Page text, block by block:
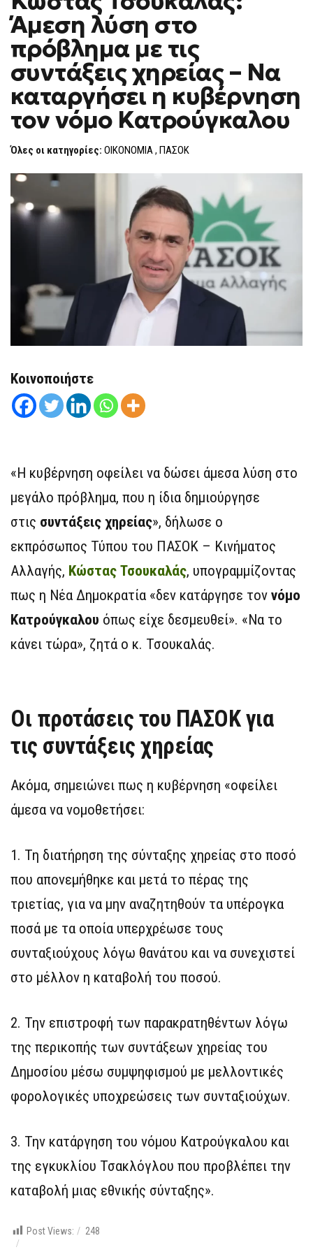
ΤΣΟΥΚΑΛΆΣ:
ΛΎΣΗ
ΣΤΟ
ΠΡΌΒΛΗΜΑ
ΜΕ
ΤΙΣ
ΣΥΝΤΆΞΕΙΣ
ΧΗΡΕΊΑΣ
ΚΑΤΑΡΓΉΣΕΙ
Η
ΤΟΝ
ΚΑΤΡΟΎΓΚΑΛΟΥ
Άμεση λύση στο
πρόβλημα με τις
συντάξεις χηρείας – Να
καταργήσει η κυβέρνηση
τον νόμο Κατρούγκαλου
Όλες οι κατηγορίες: ΟΙΚΟΝΟΜΙΑ, ΠΑΣΟΚ
Κοινοποιήστε
«Η κυβέρνηση οφείλει να δώσει άμεσα λύση στο
μεγάλο πρόβλημα, που η ίδια δημιούργησε
στις συντάξεις χηρείας», δήλωσε ο
εκπρόσωπος Τύπου του ΠΑΣΟΚ – Κινήματος
Αλλαγής, Κώστας Τσουκαλάς, υπογραμμίζοντας
πως η Νέα Δημοκρατία «δεν κατάργησε τον νόμο
Κατρούγκαλου όπως είχε δεσμευθεί». «Να το
κάνει τώρα», ζητά ο κ. Τσουκαλάς.
Οι προτάσεις του ΠΑΣΟΚ για
τις συντάξεις χηρείας
Ακόμα, σημειώνει πως η κυβέρνηση «οφείλει
άμεσα να νομοθετήσει:
1. Τη διατήρηση της σύνταξης χηρείας στο ποσό
που απονεμήθηκε και μετά το πέρας της
τριετίας, για να μην αναζητηθούν τα υπέρογκα
ποσά με τα οποία υπερχρέωσε τους
συνταξιούχους λόγω θανάτου και να συνεχιστεί
στο μέλλον η καταβολή του ποσού.
2. ⁠Την επιστροφή των παρακρατηθέντων λόγω
της περικοπής των συντάξεων χηρείας του
Δημοσίου μέσω συμψηφισμού με μελλοντικές
φορολογικές υποχρεώσεις των συνταξιούχων.
3. ⁠Την κατάργηση του νόμου Κατρούγκαλου και
της εγκυκλίου Τσακλόγλου που προβλέπει την
καταβολή μιας εθνικής σύνταξης».
Post Views: 248